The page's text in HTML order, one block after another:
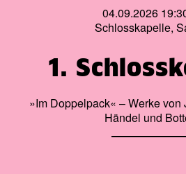
04.09.2026
Schlosskapelle,
1.
»Im Doppelpack« – Werke von
Händel und